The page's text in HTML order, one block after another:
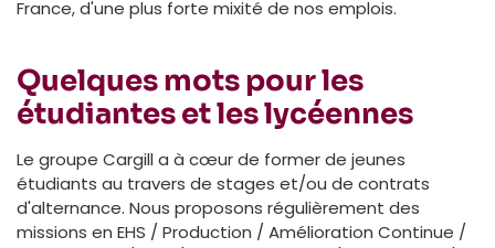
France, d'une plus forte mixité de nos emplois.
Quelques mots pour les
étudiantes et les lycéennes
Le groupe Cargill a à cœur de former de jeunes
étudiants au travers de stages et/ou de contrats
d'alternance. Nous proposons régulièrement des
missions en EHS / Production / Amélioration Continue /